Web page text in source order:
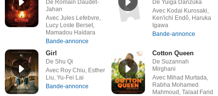
De Romain Daudet-
Jahan
Avec Jules Lefebvre,
Lucy Loste Berset,
Mamadou Haïdara
Bande-annonce
De Yuiga Danzuka
Avec Kodai Kurosaki,
Ken'ichi Endô, Haruka
Igawa
Bande-annonce
Girl
De Shu Qi
Avec Roy Chiu, Esther
Liu, Yu-Fei Lai
Bande-annonce
Cotton Queen
De Suzannah
Mirghani
Avec Mihad Murtada,
Rabha Mohamed
Mahmoud, Talaat Farid